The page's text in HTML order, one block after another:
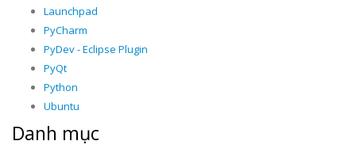
Launchpad
PyCharm
PyDev - Eclipse Plugin
PyQt
Python
Ubuntu
Danh mục